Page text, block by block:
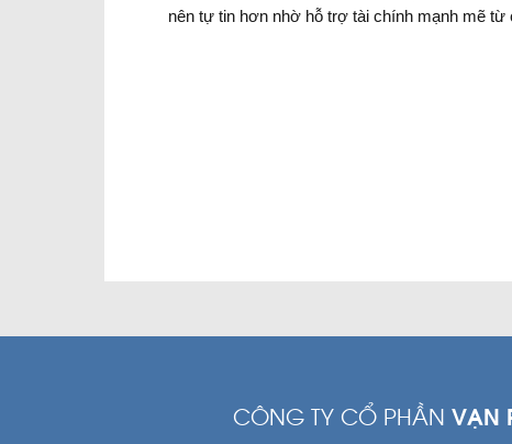
nên tự tin hơn nhờ hỗ trợ tài chính mạnh mẽ từ
CÔNG TY CỔ PHẦN VẠN